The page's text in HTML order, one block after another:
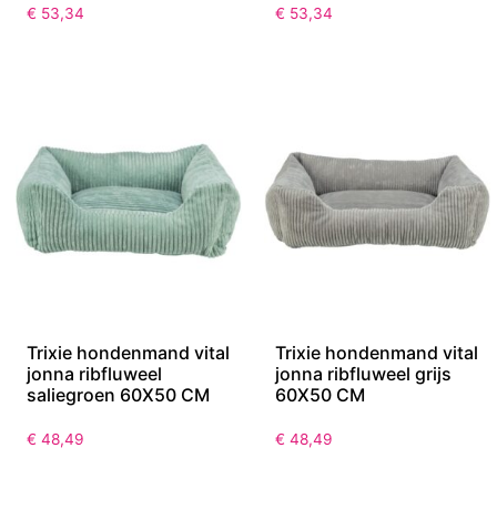
€ 53,34 € 53,34
Trixie hondenmand vital
jonna ribfluweel
saliegroen 60X50 CM
€ 48,49
Trixie hondenmand vital
jonna ribfluweel grijs
60X50 CM
€ 48,49